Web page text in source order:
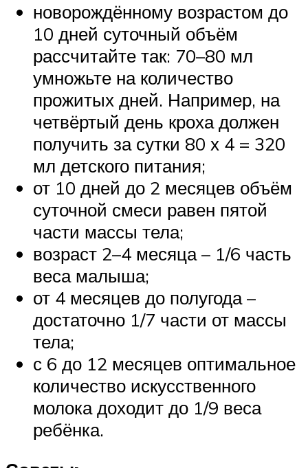
новорождённому возрастом до
10 дней суточный объём
рассчитайте так: 70–80 мл
умножьте на количество
прожитых дней. Например, на
четвёртый день кроха должен
получить за сутки 80 х 4 = 320
мл детского питания;
от 10 дней до 2 месяцев объём
суточной смеси равен пятой
части массы тела;
возраст 2–4 месяца – 1/6 часть
веса малыша;
от 4 месяцев до полугода –
достаточно 1/7 части от массы
тела;
с 6 до 12 месяцев оптимальное
количество искусственного
молока доходит до 1/9 веса
ребёнка.